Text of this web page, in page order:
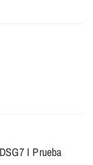
I Prueba